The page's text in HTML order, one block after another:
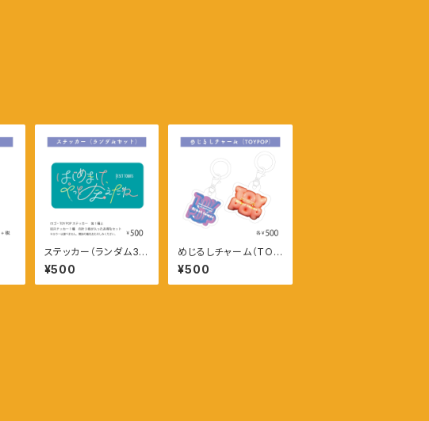
ステッカー（ランダム3枚
セット）
¥500
めじるしチャーム（TOY
POP）ピンク
¥500